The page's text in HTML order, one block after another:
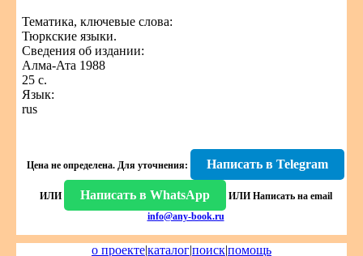
Тематика, ключевые слова:
Тюркские языки.
Сведения об издании:
Алма-Ата 1988
25 с.
Язык:
rus
Цена не определена. Для уточнения: Написать в Telegram
ИЛИ Написать в WhatsApp ИЛИ Написать на email
info@any-book.ru
о проекте|каталог|поиск|помощь